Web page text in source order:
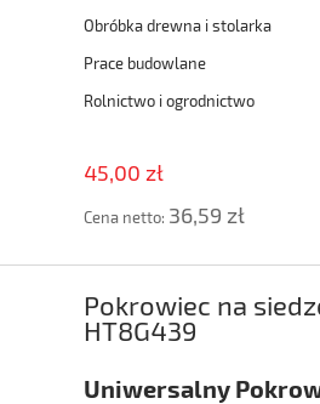
Obróbka drewna i stolarka
Prace budowlane
Rolnictwo i ogrodnictwo
45,00 zł
Cena netto: 36,59 zł
Pokrowiec na
HT8G439
Uniwersalny